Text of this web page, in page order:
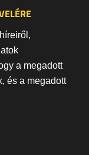
a megadott
és a megadott